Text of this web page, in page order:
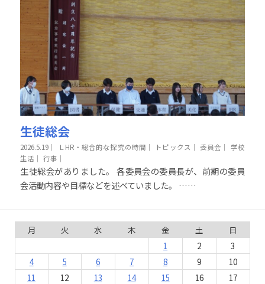
生徒総会
2026.5.19 ｜ ＬHR・総合的な探究の時間｜ トピックス｜委員会｜ 学校
生活｜行事｜
生徒総会がありました。 各委員会の委員長が、前期の委員
会活動内容や目標などを述べていました。 ……
月 火 水 木 金 土
日
1
2
3
4
5 6 7 8 9
10
11
12 13 14 15 16
17